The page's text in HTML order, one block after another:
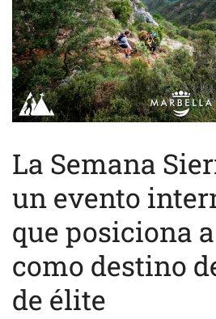
La Semana
un evento
que posiciona
como destino
de élite